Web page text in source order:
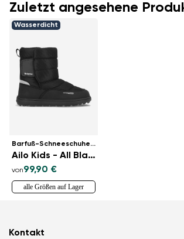
Zuletzt angesehene
Wasserdicht
Barfuß-Schneeschuhe für Kinder
Ailo Kids - All Black
von99,90 €
alle Größen auf Lager
Kontakt